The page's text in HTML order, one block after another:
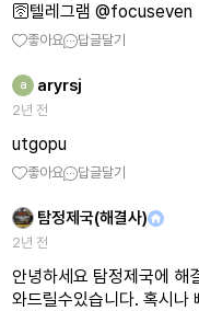
🛜텔레그램 @focuseven
좋아요 답글달기
a aryrsj
2년 전
utgopu
좋아요 답글달기
탐정제국(해결사)
2년 전
안녕하세요 탐정제국에 해
와드릴수있습니다. 혹시나